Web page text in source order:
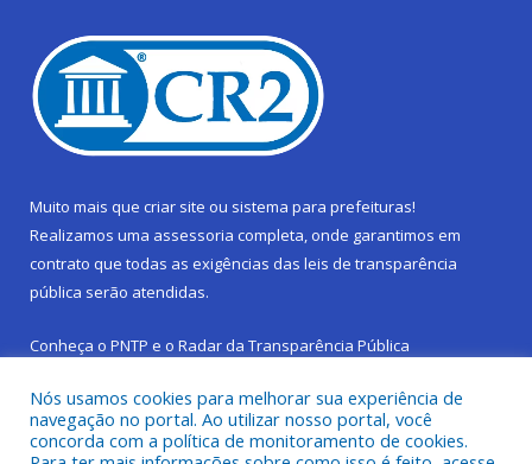
Muito mais que criar site ou sistema para prefeituras!
Realizamos uma assessoria completa, onde garantimos em
contrato que todas as exigências das leis de transparência
pública serão atendidas.
Conheça o PNTP e o Radar da Transparência Pública
Nós usamos cookies para melhorar sua experiência de
navegação no portal. Ao utilizar nosso portal, você
concorda com a política de monitoramento de cookies.